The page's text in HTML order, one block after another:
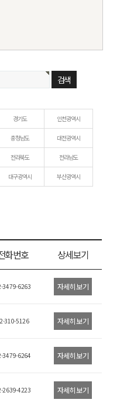
경기도 인천광역시
충청남도 대전광역시
전라북도 전라남도
대구광역시 부산광역시
화번호 상세보기
3479-6263 자세히보기
310-5126 자세히보기
3479-6264 자세히보기
2639-4223 자세히보기